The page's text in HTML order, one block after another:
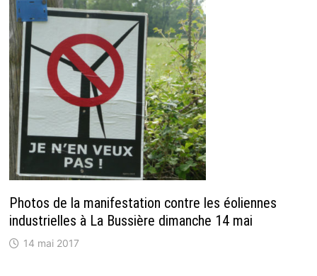
Photos de la manifestation contre les éoliennes
industrielles à La Bussière dimanche 14 mai
14 mai 2017